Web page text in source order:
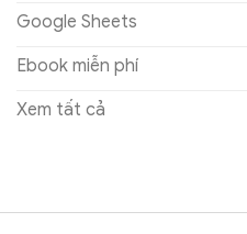
Google Sheets
Ebook miễn phí
Xem tất cả